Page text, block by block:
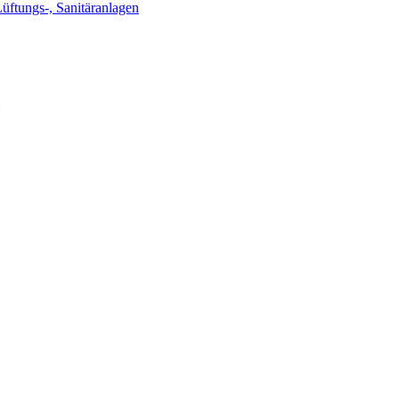
, Sanitäranlagen